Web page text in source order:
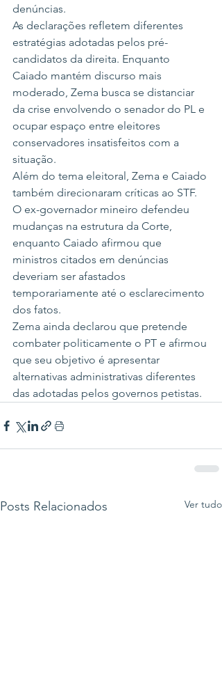
denúncias.
As declarações refletem diferentes
estratégias adotadas pelos pré-
candidatos da direita. Enquanto
Caiado mantém discurso mais
moderado, Zema busca se distanciar
da crise envolvendo o senador do PL e
ocupar espaço entre eleitores
conservadores insatisfeitos com a
situação.
Além do tema eleitoral, Zema e Caiado
também direcionaram críticas ao STF.
O ex-governador mineiro defendeu
mudanças na estrutura da Corte,
enquanto Caiado afirmou que
ministros citados em denúncias
deveriam ser afastados
temporariamente até o esclarecimento
dos fatos.
Zema ainda declarou que pretende
combater politicamente o PT e afirmou
que seu objetivo é apresentar
alternativas administrativas diferentes
das adotadas pelos governos petistas.
Posts Relacionados Ver tudo